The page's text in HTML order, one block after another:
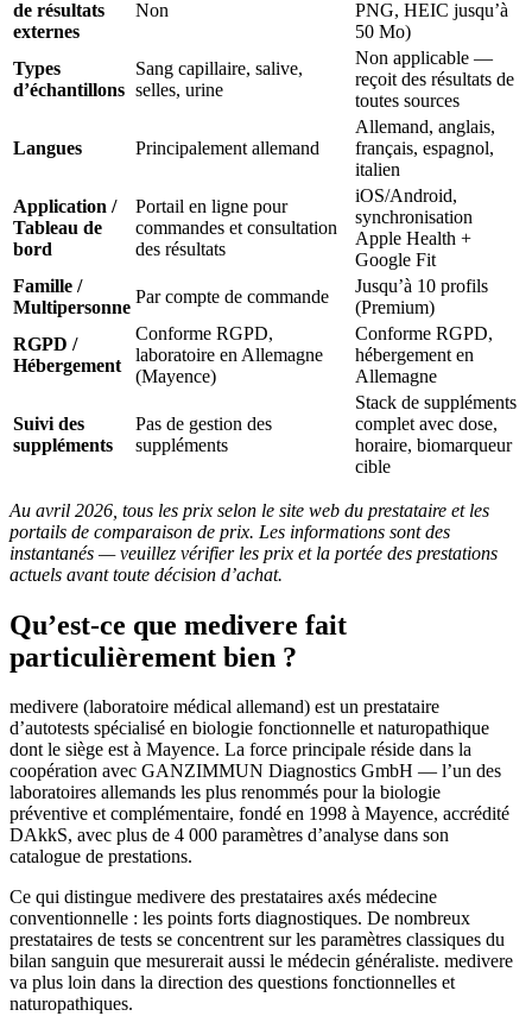
de résultats
externes
Non
PNG, HEIC jusqu’à
50 Mo)
Types
d’échantillons
Sang capillaire, salive,
selles, urine
Non applicable —
reçoit des résultats de
toutes sources
Langues Principalement allemand
Allemand, anglais,
français, espagnol,
italien
Application /
Tableau de
bord
Portail en ligne pour
commandes et consultation
des résultats
iOS/Android,
synchronisation
Apple Health +
Google Fit
Famille /
Multipersonne
Par compte de commande
Jusqu’à 10 profils
(Premium)
RGPD /
Hébergement
Conforme RGPD,
laboratoire en Allemagne
(Mayence)
Conforme RGPD,
hébergement en
Allemagne
Suivi des
suppléments
Pas de gestion des
suppléments
Stack de suppléments
complet avec dose,
horaire, biomarqueur
cible
Au avril 2026, tous les prix selon le site web du prestataire et les
portails de comparaison de prix. Les informations sont des
instantanés — veuillez vérifier les prix et la portée des prestations
actuels avant toute décision d’achat.
Qu’est-ce que medivere fait
particulièrement bien ?
medivere (laboratoire médical allemand) est un prestataire
d’autotests spécialisé en biologie fonctionnelle et naturopathique
dont le siège est à Mayence. La force principale réside dans la
coopération avec GANZIMMUN Diagnostics GmbH — l’un des
laboratoires allemands les plus renommés pour la biologie
préventive et complémentaire, fondé en 1998 à Mayence, accrédité
DAkkS, avec plus de 4 000 paramètres d’analyse dans son
catalogue de prestations.
Ce qui distingue medivere des prestataires axés médecine
conventionnelle : les points forts diagnostiques. De nombreux
prestataires de tests se concentrent sur les paramètres classiques du
bilan sanguin que mesurerait aussi le médecin généraliste. medivere
va plus loin dans la direction des questions fonctionnelles et
naturopathiques.